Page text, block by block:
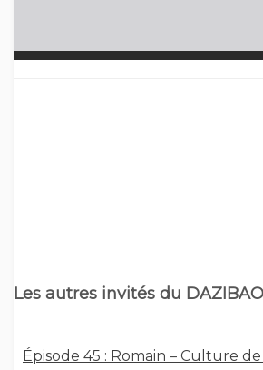
Les autres invités du DAZIBAO
Épisode 45 : Romain – Culture